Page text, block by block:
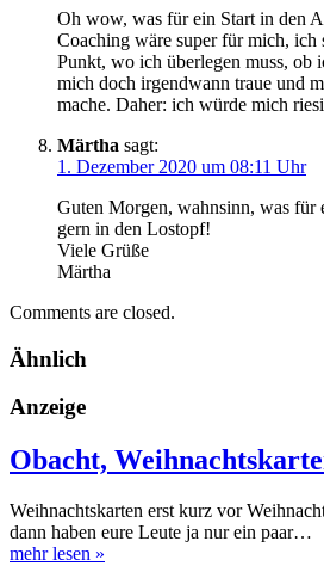
Oh wow, was für ein Start in den
Coaching wäre super für mich, ich
Punkt, wo ich überlegen muss, ob
mich doch irgendwann traue und
mache. Daher: ich würde mich
Märtha sagt:
1. Dezember 2020 um 08:11 Uhr
Guten Morgen, wahnsinn, was für
gern in den Lostopf!
Viele Grüße
Märtha
Comments are closed.
Ähnlich
Anzeige
Obacht,
Weihnachtskarten erst kurz vor
dann haben eure Leute ja nur ein paar…
mehr lesen »